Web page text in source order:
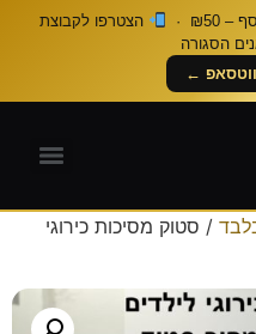
₪50 ·
הצטרפו לקבוצת
הסגורה
←
/ סטוק מסיכות כירוגי